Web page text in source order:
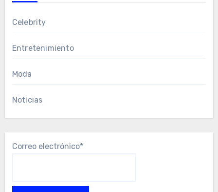
Celebrity
Entretenimiento
Moda
Noticias
Correo electrónico*